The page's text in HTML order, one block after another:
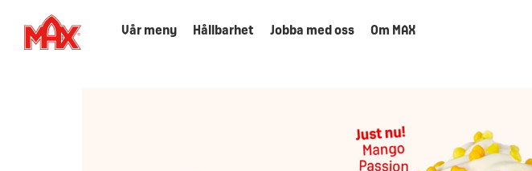
Vår meny Hållbarhet Jobba med oss Om MAX